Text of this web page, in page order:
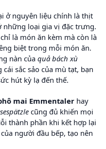
ở nguyên liệu chính là thịt
những loại gia vị đặc trưng.
là món ăn kèm mà còn là
biệt trong mỗi món ăn.
nàn của quả bách xù
sắc sảo của mù tạt, bạn
hút kỳ lạ đến thế.
mai Emmentaler hay
cũng đủ khiến mọi
thành phần khi kết hợp lại
người đầu bếp, tạo nên